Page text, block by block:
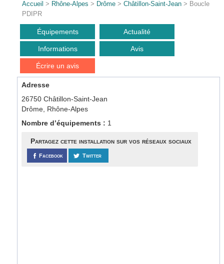
Accueil > Rhône-Alpes > Drôme >Châtillon-Saint-Jean > Boucle
PDIPR
Équipements Actualité
Informations Avis
Écrire un avis
Adresse
26750 Châtillon-Saint-Jean
Drôme, Rhône-Alpes
Nombre d’équipements : 1
Partagez cette installation sur vos réseaux sociaux
Facebook Twitter